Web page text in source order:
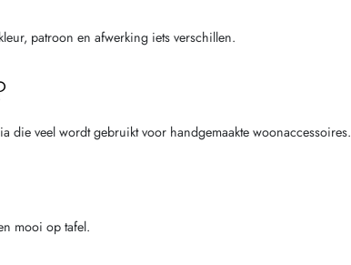
patroon en afwerking iets verschillen.
die veel wordt gebruikt voor handgemaakte woonaccessoires.
mooi op tafel.